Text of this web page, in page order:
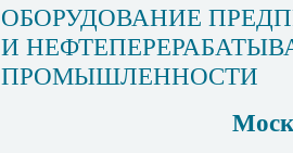
ОБОРУДОВАНИЕ
И
ПРОМЫШЛЕННОСТИ